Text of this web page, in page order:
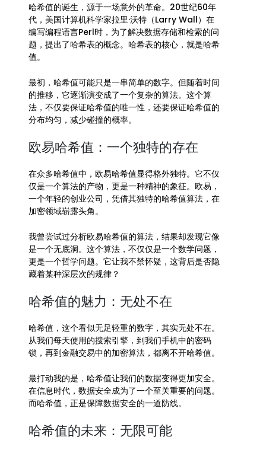
哈希值的诞生，源于一场意外的革命。20世纪60年
代，美国计算机科学家拉里·沃特（Larry Wall）在
编写编程语言Perl时，为了解决数据存储和检索的问
题，提出了哈希表的概念。哈希表的核心，就是哈希
值。
最初，哈希值可能只是一串简单的数字。但随着时间
的推移，它逐渐演变成了一个复杂的算法。这个算
法，不仅要保证哈希值的唯一性，还要保证哈希值的
分布均匀，减少碰撞的概率。
欧易哈希值：一个独特的存在
在众多哈希值中，欧易哈希值显得格外独特。它不仅
仅是一个算法的产物，更是一种精神的象征。欧易，
一个年轻的创业公司，凭借其独特的哈希值算法，在
加密领域崭露头角。
我曾尝试过分析欧易哈希值的算法，结果却发现它像
是一个无底洞。这个算法，不仅仅是一个数学问题，
更是一个哲学问题。它让我不禁怀疑，这背后是否隐
藏着某种深层次的规律？
哈希值的魅力：无处不在
哈希值，这个看似无足轻重的数字，其实无处不在。
从我们每天使用的搜索引擎，到我们手机中的密码
锁，再到金融交易中的加密算法，都离不开哈希值。
最打动我的是，哈希值让我们的数据变得更加安全。
在信息时代，数据安全成为了一个至关重要的问题。
而哈希值，正是保障数据安全的一道防线。
哈希值的未来：无限可能